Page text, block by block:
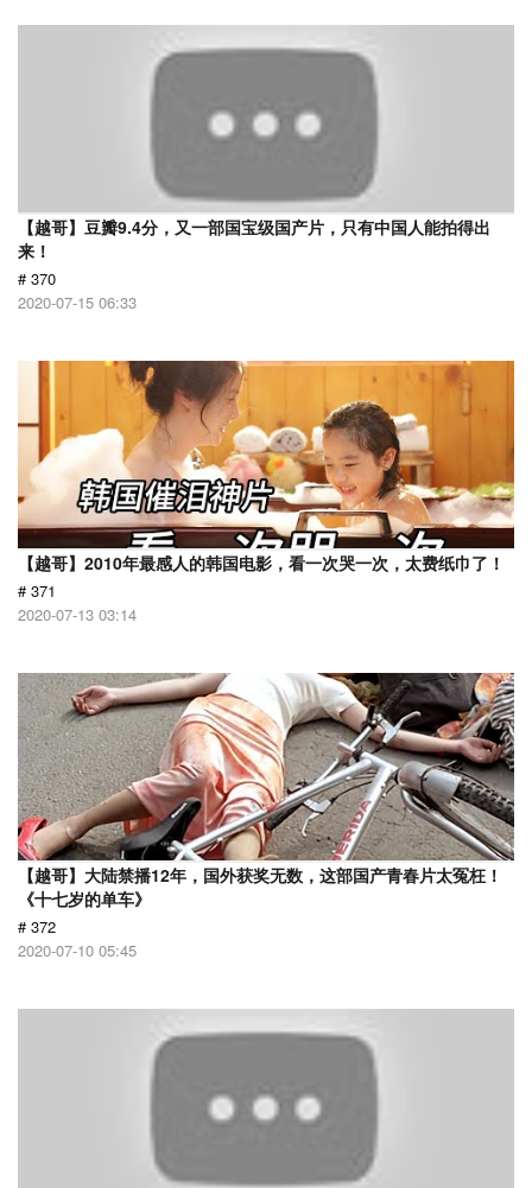
【越哥】豆瓣9.4分，又一部国宝级国产片，只有中国人能拍得出
来！
# 370
2020-07-15 06:33
【越哥】2010年最感人的韩国电影，看一次哭一次，太费纸巾了！
# 371
2020-07-13 03:14
【越哥】大陆禁播12年，国外获奖无数，这部国产青春片太冤枉！
《十七岁的单车》
# 372
2020-07-10 05:45